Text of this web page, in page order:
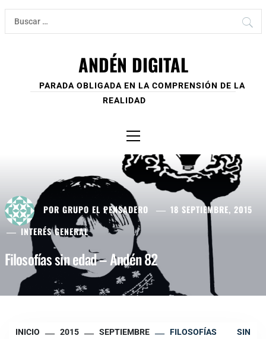
Ir
contenido
Buscar:
ANDÉN DIGITAL
PARADA OBLIGADA EN LA COMPRENSIÓN DE LA
REALIDAD
principal
POR GRUPO EL PENSADERO
18 SEPTIEMBRE, 2015
INTERÉS GENERAL
Filosofías sin edad – Andén 82
INICIO 2015 SEPTIEMBRE
FILOSOFÍAS SIN